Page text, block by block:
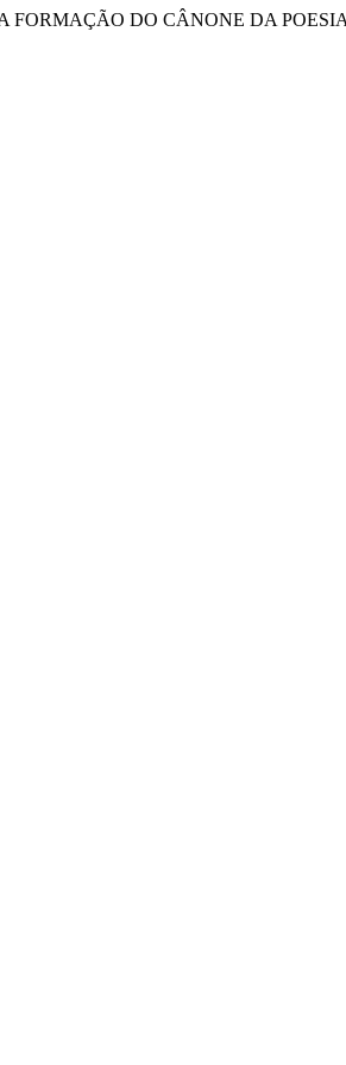
FORMAÇÃO DO CÂNONE DA